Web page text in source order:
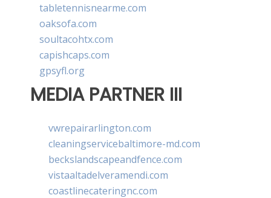
tabletennisnearme.com
oaksofa.com
soultacohtx.com
capishcaps.com
gpsyfl.org
MEDIA PARTNER III
vwrepairarlington.com
cleaningservicebaltimore-md.com
beckslandscapeandfence.com
vistaaltadelveramendi.com
coastlinecateringnc.com